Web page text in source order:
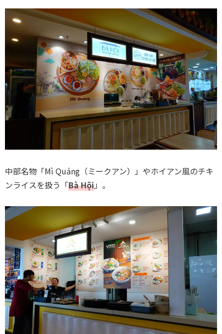
中部名物「Mì Quảng（ミークアン）」やホイアン風のチキ
ンライスを扱う「Bà Hội」。